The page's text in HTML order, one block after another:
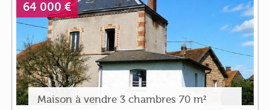
64 000 €
Maison à vendre 3 chambres 70 m²